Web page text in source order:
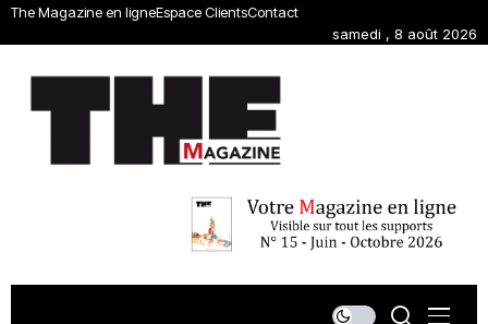
The Magazine en ligneEspace ClientsContact
samedi , 8 août 2026